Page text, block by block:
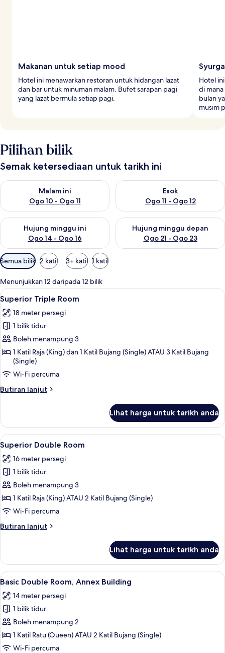
Makanan untuk setiap mood
Hotel ini menawarkan restoran untuk hidangan lazat
dan bar untuk minuman malam. Bufet sarapan pagi
yang lazat bermula setiap pagi.
Hotel
di
bulan
musim
Pilihan bilik
Semak ketersediaan untuk tarikh ini
Malam ini
Ogo 10 - Ogo 11
Semak ketersediaan untuk malam ini Ogo 10 - Ogo 11
Esok
Ogo 11 - Ogo 12
Semak ketersediaan untuk
Hujung minggu ini
Ogo 14 - Ogo 16
Semak ketersediaan untuk hujung minggu ini Ogo 14 - Ogo 16
Hujung minggu depan
Ogo 21 - Ogo 23
Semak ketersediaan untuk
Penapis
yang
tersedia
untuk
bilik
Semua bilik 2 katil 3+ katil 1 katil
Menunjukkan 12 daripada 12 bilik
Lihat
semua
foto
untuk
Superior
Triple
Room
Superior Triple Room | Gebar bulu
8
Superior Triple Room
18 meter persegi
1 bilik tidur
Boleh menampung 3
1 Katil Raja (King) dan 1 Katil Bujang (Single) ATAU 3 Katil Bujang
(Single)
Wi-Fi percuma
Butiran lanjut
Butiran
Triple
Room
Lihat harga untuk tarikh anda
Lihat
semua
foto
untuk
Superior
Double
Room
Gebar bulu kapas, peti besi dalam
9
Superior Double Room
16 meter persegi
1 bilik tidur
Boleh menampung 3
1 Katil Raja (King) ATAU 2 Katil Bujang (Single)
Wi-Fi percuma
Butiran lanjut
Butiran
Double
Room
Lihat harga untuk tarikh anda
Lihat
semua
foto
untuk
Basic
Double
Room,
Basic Double Room, Annex Building
5
Basic Double Room, Annex Building
14 meter persegi
1 bilik tidur
Boleh menampung 2
1 Katil Ratu (Queen) ATAU 2 Katil Bujang (Single)
Wi-Fi percuma